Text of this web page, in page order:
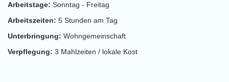
Arbeitstage: Sonntag - Freitag
Arbeitszeiten: 5 Stunden am Tag
Unterbringung: Wohngemeinschaft
Verpflegung: 3 Mahlzeiten / lokale Kost